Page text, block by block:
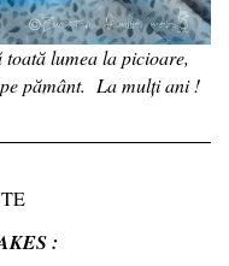
toată lumea la picioare,
pământ. La mulţi ani !
: